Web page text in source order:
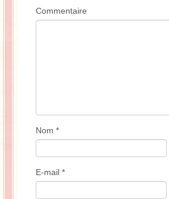
Commentaire
Nom *
E-mail *